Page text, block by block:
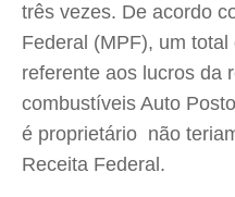
três vezes. De acordo
Federal (MPF), um
referente aos lucros da
combustíveis Auto
é proprietário  não
Receita Federal.